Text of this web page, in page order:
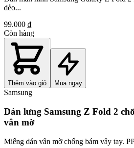
dẻo...
99.000 ₫
Còn hàng
Thêm vào giỏ Mua ngay
Samsung
Dán lưng Samsung Z Fold 2
vân mờ
Miếng dán vân mờ chống bám vây tay.